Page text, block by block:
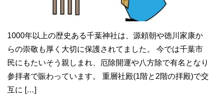
1000年以上の歴史ある千葉神社は、源頼朝や徳川家康か
らの崇敬も厚く大切に保護されてました。 今では千葉市
民にもたいそう親しまれ、厄除開運や八方除で有名となり
参拝者で賑わっています。 重層社殿(1階と2階の拝殿)で交
互に […]